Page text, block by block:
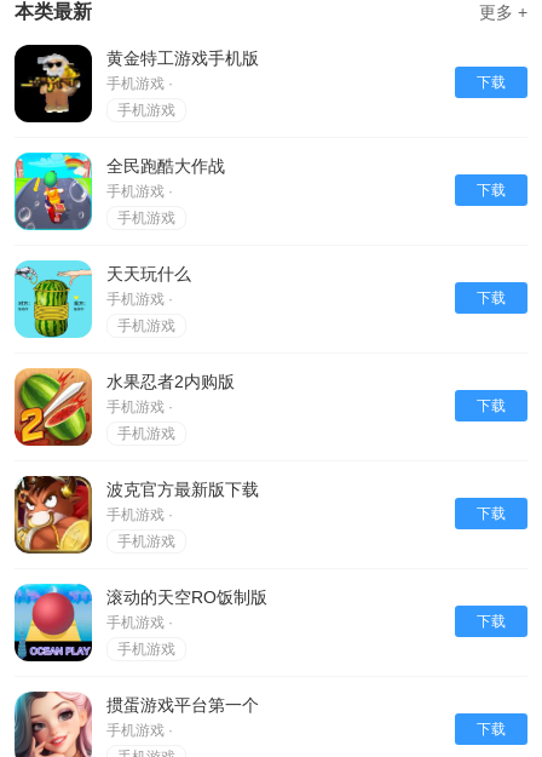
本类最新 更多 +
黄金特工游戏手机版
手机游戏 ·
手机游戏
下载
全民跑酷大作战
手机游戏 ·
手机游戏
下载
天天玩什么
手机游戏 ·
手机游戏
下载
水果忍者2内购版
手机游戏 ·
手机游戏
下载
波克官方最新版下载
手机游戏 ·
手机游戏
下载
滚动的天空RO饭制版
手机游戏 ·
手机游戏
下载
掼蛋游戏平台第一个
手机游戏 ·
下载